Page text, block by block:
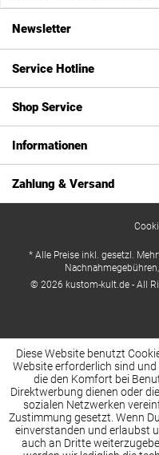
Newsletter
Service Hotline
Shop Service
Informationen
Zahlung & Versand
* Alle Preise inkl. gesetzl.
© 2026 kustom-kult.de - All
Diese Website benutzt
Website erforderlich sind
die den Komfort bei
Direktwerbung dienen oder
sozialen Netzwerken
Zustimmung gesetzt. Wenn
einverstanden und erlaubst
auch an Dritte